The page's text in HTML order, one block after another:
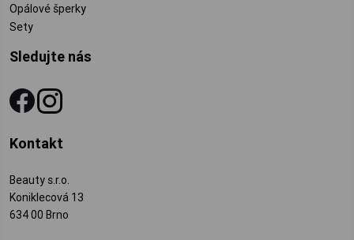
Opálové šperky
Sety
Sledujte nás
Kontakt
Beauty s.r.o.
Koniklecová 13
634 00 Brno